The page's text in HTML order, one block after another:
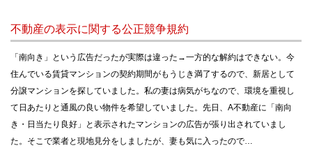
不動産の表示に関する公正競争規約
「南向き」という広告だったが実際は違った→一方的な解約はできない。今
住んでいる賃貸マンションの契約期間がもうじき満了するので、新居として
分譲マンションを探していました。私の妻は病気がちなので、環境を重視し
て日あたりと通風の良い物件を希望していました。先日、A不動産に「南向
き・日当たり良好」と表示されたマンションの広告が張り出されていまし
た。そこで業者と現地見分をしましたが、妻も気に入ったので…